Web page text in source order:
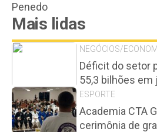
Penedo
Mais lidas
NEGÓCIOS/
Déficit do setor
55,3 bilhões em
ESPORTE
Academia CTA
cerimônia de